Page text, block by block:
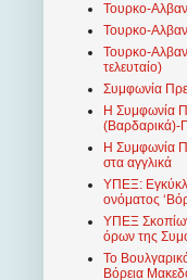
Τουρκο-
Τουρκο-
Τουρκο-
τελευταίο)
Συμφωνία
Η Συμφωνία
(Βαρδαρικά)-
Η Συμφωνία
στα αγγλικά
ΥΠΕΞ:
ονόματος
ΥΠΕΞ
όρων της
Το
Βόρεια